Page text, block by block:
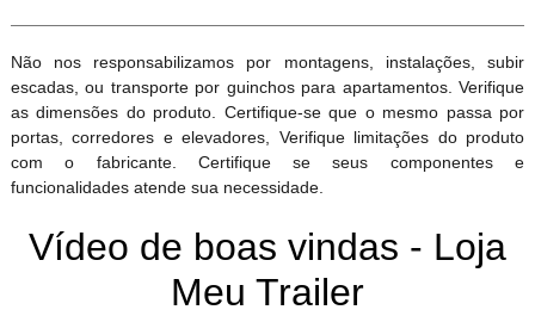
Não nos responsabilizamos por montagens, instalações, subir
escadas, ou transporte por guinchos para apartamentos. Verifique
as dimensões do produto. Certifique-se que o mesmo passa por
portas, corredores e elevadores, Verifique limitações do produto
com o fabricante. Certifique se seus componentes e
funcionalidades atende sua necessidade.
Vídeo de boas vindas - Loja
Meu Trailer